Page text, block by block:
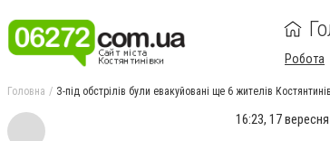
Робота
Головна З-під обстрілів були евакуйовані ще 6 жителів
16:23, 17